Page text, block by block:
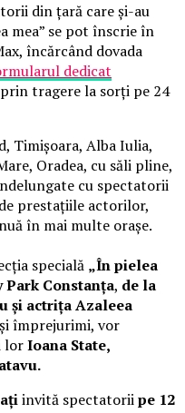
din țară care și-au
mea” se pot înscrie în
încărcând dovada
dedicat
tragere la sorți pe 24
Timișoara, Alba Iulia,
Oradea, cu săli pline,
cu spectatorii
prestațiile actorilor,
în mai multe orașe.
specială „În pielea
Park Constanța, de la
și actrița Azaleea
împrejurimi, vor
lorIoana State,
invită spectatoriipe 12